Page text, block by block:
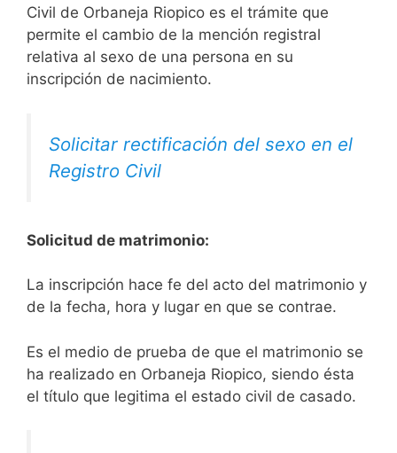
Civil de Orbaneja Riopico es el trámite que
permite el cambio de la mención registral
relativa al sexo de una persona en su
inscripción de nacimiento.
Solicitar rectificación del sexo en el
Registro Civil
Solicitud de matrimonio:
La inscripción hace fe del acto del matrimonio y
de la fecha, hora y lugar en que se contrae.
Es el medio de prueba de que el matrimonio se
ha realizado en Orbaneja Riopico, siendo ésta
el título que legitima el estado civil de casado.